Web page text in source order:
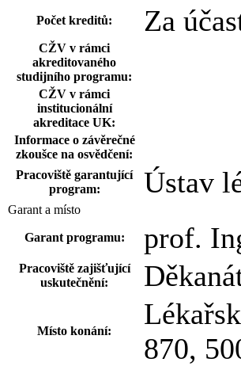
Počet kreditů: Za
CŽV v rámci
akreditovaného
studijního programu:
CŽV v rámci
institucionální
akreditace UK:
Informace o závěrečné
zkoušce na osvědčení:
Pracoviště garantující
program:
Ústav
Garant a místo
Garant programu: prof.
Pracoviště zajišťující
uskutečnění:
Místo konání:
870,